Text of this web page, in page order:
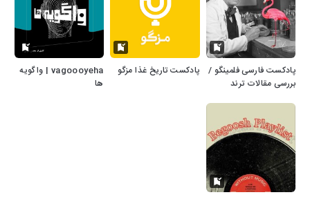
پادکست فارسی فلمینگو /
بررسی مقالات ترند
پادکست تاریخ غذا مزگو
vagoooyeha | واگویه
ها